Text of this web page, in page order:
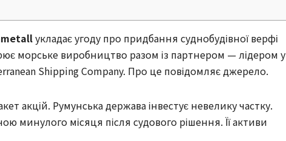
укладає угоду про придбання суднобудівної верфі
морське виробництво разом із партнером — лідером у
Shipping Company. Про це повідомляє джерело.
акцій. Румунська держава інвестує невелику частку.
минулого місяця після судового рішення. Її активи